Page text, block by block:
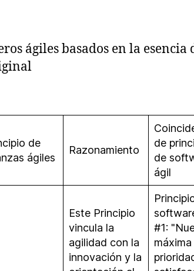
ágiles basados en la esencia
de
ágiles
Razonamiento
de
de
ágil
Este Principio
vincula la
agilidad con la
innovación y la
#1:
máxima